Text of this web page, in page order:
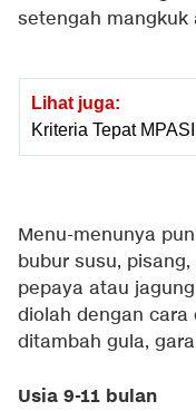
setengah mangkuk
Lihat juga:
Kriteria Tepat
Menu-menunya
bubur susu,
pepaya atau
diolah dengan
ditambah gula,
Usia 9-11 bulan